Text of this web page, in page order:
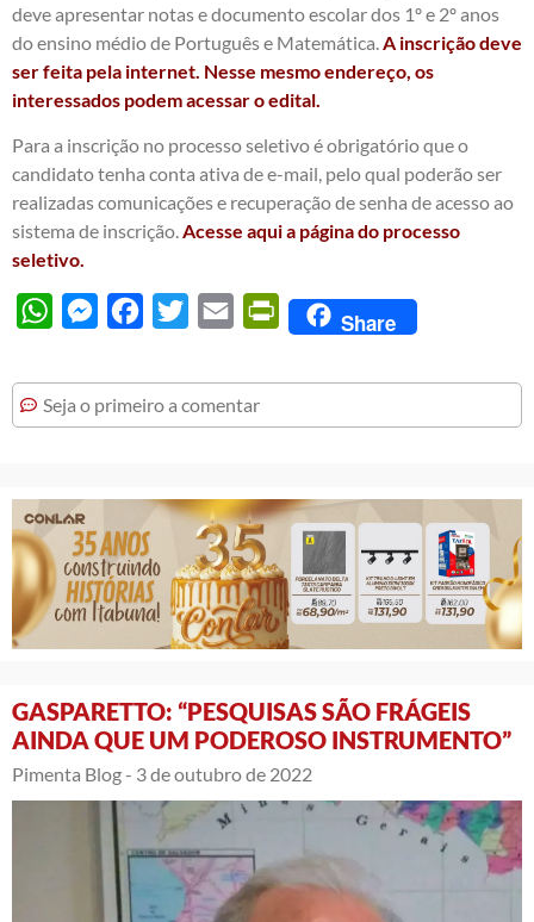
deve apresentar notas e documento escolar dos 1º e 2º anos
do ensino médio de Português e Matemática.A inscrição deve
ser feita pela internet. Nesse mesmo endereço, os
interessados podem acessar o edital.
Para a inscrição no processo seletivo é obrigatório que o
candidato tenha conta ativa de e-mail, pelo qual poderão ser
realizadas comunicações e recuperação de senha de acesso ao
sistema de inscrição.Acesse aqui a página do processo
seletivo.
WhatsAppMessengerFacebook
Twitter Email PrintFriendly
Share
Seja o primeiro a comentar
GASPARETTO: “PESQUISAS SÃO FRÁGEIS
AINDA QUE UM PODEROSO INSTRUMENTO”
Pimenta Blog - 3 de outubro de 2022